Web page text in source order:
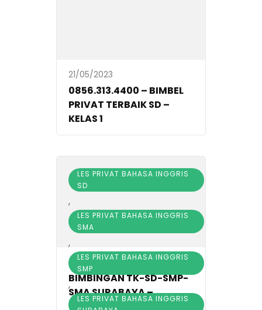
21/05/2023
0856.313.4400 – BIMBEL
PRIVAT TERBAIK SD –
KELAS 1
LES PRIVAT BAHASA INGGRIS
SD
,
LES PRIVAT BAHASA INGGRIS
SMA
,
LES PRIVAT BAHASA INGGRIS
SMP
,
LES PRIVAT BAHASA INGGRIS
22/09/2021
BIMBINGAN TK-SD-SMP-
SMA SURABAYA –
0856.313.4400